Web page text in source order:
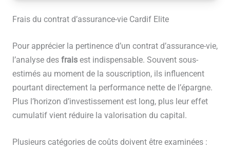
Frais du contrat d’assurance-vie Cardif Elite
Pour apprécier la pertinence d’un contrat d’assurance-vie,
l’analyse des fraisest indispensable. Souvent sous-
estimés au moment de la souscription, ils influencent
pourtant directement la performance nette de l’épargne.
Plus l’horizon d’investissement est long, plus leur effet
cumulatif vient réduire la valorisation du capital.
Plusieurs catégories de coûts doivent être examinées :